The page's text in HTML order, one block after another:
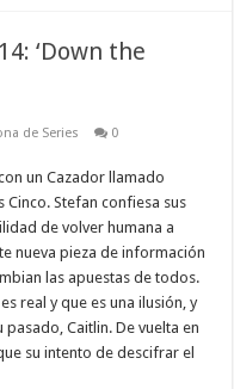
‘Down the
de Series 0
un Cazador llamado
Cinco. Stefan confiesa sus
de volver humana a
nueva pieza de información
las apuestas de todos.
real y que es una ilusión, y
Caitlin. De vuelta en
su intento de descifrar el